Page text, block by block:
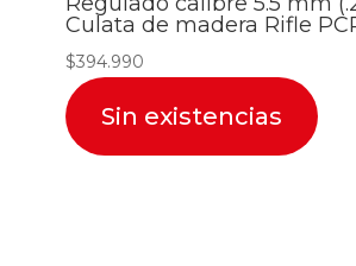
Culata de madera Rifle
$394.990
Sin existencias